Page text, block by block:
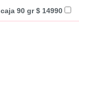
caja 90 gr $ 14990